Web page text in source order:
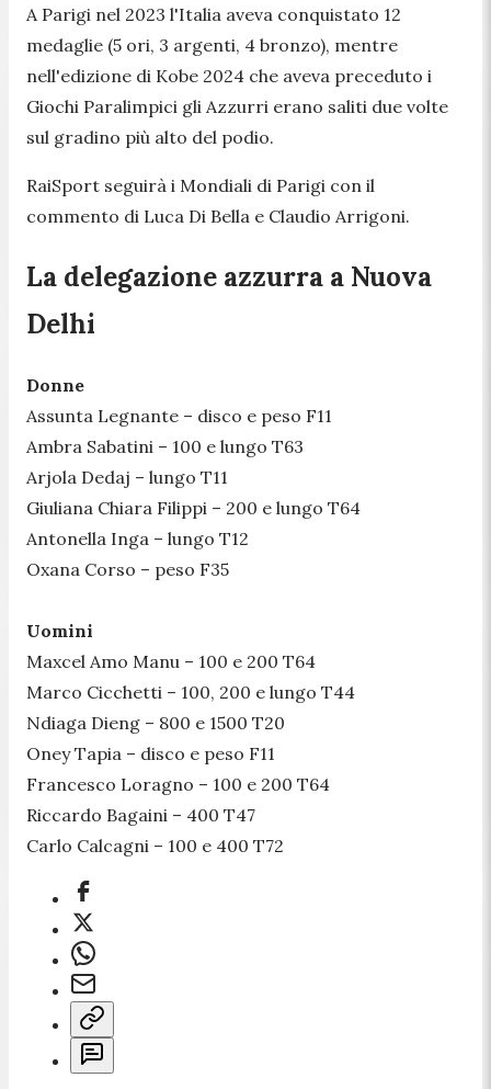
A Parigi nel 2023 l'Italia aveva conquistato 12
medaglie (5 ori, 3 argenti, 4 bronzo), mentre
nell'edizione di Kobe 2024 che aveva preceduto i
Giochi Paralimpici gli Azzurri erano saliti due volte
sul gradino più alto del podio.
RaiSport seguirà i Mondiali di Parigi con il
commento di Luca Di Bella e Claudio Arrigoni.
La delegazione azzurra a Nuova
Delhi
Donne
Assunta Legnante – disco e peso F11
Ambra Sabatini – 100 e lungo T63
Arjola Dedaj – lungo T11
Giuliana Chiara Filippi – 200 e lungo T64
Antonella Inga – lungo T12
Oxana Corso – peso F35
Uomini
Maxcel Amo Manu – 100 e 200 T64
Marco Cicchetti – 100, 200 e lungo T44
Ndiaga Dieng – 800 e 1500 T20
Oney Tapia – disco e peso F11
Francesco Loragno – 100 e 200 T64
Riccardo Bagaini – 400 T47
Carlo Calcagni – 100 e 400 T72